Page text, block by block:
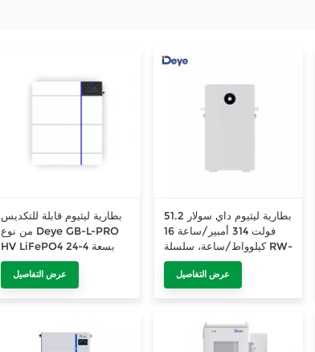
بطارية ليثيوم قابلة للتكديس
من نوع Deye GB-L-PRO
HV LiFePO4 بسعة 4-24
كيلوواط ساعة لأنظمة تخزين
الطاقة الشمسية المنزلية
(الاتحاد الأوروبي)
عرض التفاصيل
بطارية ليثيوم داي سولار 51.2
فولت 314 أمبير/ساعة 16
كيلوواط/ساعة، سلسلة RW-
F16 لتخزين الطاقة المنزلية،
مناسبة لأنظمة الطاقة
الشمسية.
عرض التفاصيل